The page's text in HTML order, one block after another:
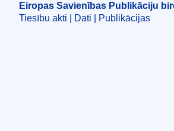
Eiropas Savienības Publikāciju
Tiesību akti | Dati | Publikācijas